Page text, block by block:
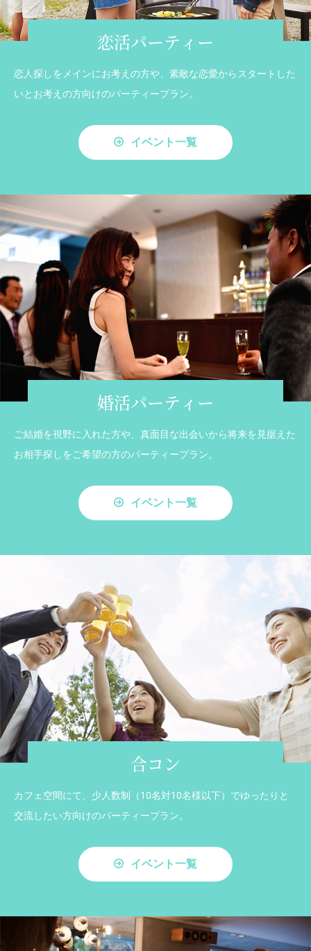
恋活パーティー
恋人探しをメインにお考えの方や、素敵な恋愛からスタートした
いとお考えの方向けのパーティープラン。
イベント一覧
婚活パーティー
ご結婚を視野に入れた方や、真面目な出会いから将来を見据えた
お相手探しをご希望の方のパーティープラン。
イベント一覧
合コン
カフェ空間にて、少人数制（10名対10名様以下）でゆったりと
交流したい方向けのパーティープラン。
イベント一覧